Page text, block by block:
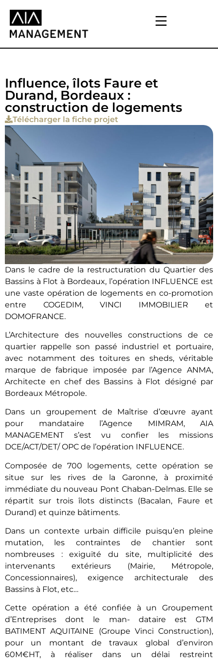
Influence, îlots Faure et
Durand, Bordeaux :
construction de logements
Télécharger la fiche projet
Dans le cadre de la restructuration du Quartier des
Bassins à Flot à Bordeaux, l’opération INFLUENCE est
une vaste opération de logements en co-promotion
entre COGEDIM, VINCI IMMOBILIER et
DOMOFRANCE.
L’Architecture des nouvelles constructions de ce
quartier rappelle son passé industriel et portuaire,
avec notamment des toitures en sheds, véritable
marque de fabrique imposée par l’Agence ANMA,
Architecte en chef des Bassins à Flot désigné par
Bordeaux Métropole.
Dans un groupement de Maîtrise d’œuvre ayant
pour mandataire l’Agence MIMRAM, AIA
MANAGEMENT s’est vu confier les missions
DCE/ACT/DET/ OPC de l’opération INFLUENCE.
Composée de 700 logements, cette opération se
situe sur les rives de la Garonne, à proximité
immédiate du nouveau Pont Chaban-Delmas. Elle se
répartit sur trois îlots distincts (Bacalan, Faure et
Durand) et quinze bâtiments.
Dans un contexte urbain difficile puisqu’en pleine
mutation, les contraintes de chantier sont
nombreuses : exiguïté du site, multiplicité des
intervenants extérieurs (Mairie, Métropole,
Concessionnaires), exigence architecturale des
Bassins à Flot, etc…
Cette opération a été confiée à un Groupement
d’Entreprises dont le man- dataire est GTM
BATIMENT AQUITAINE (Groupe Vinci Construction),
pour un montant de travaux global d’environ
60M€HT, à réaliser dans un délai restreint